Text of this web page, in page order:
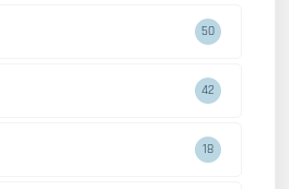
50
42
18